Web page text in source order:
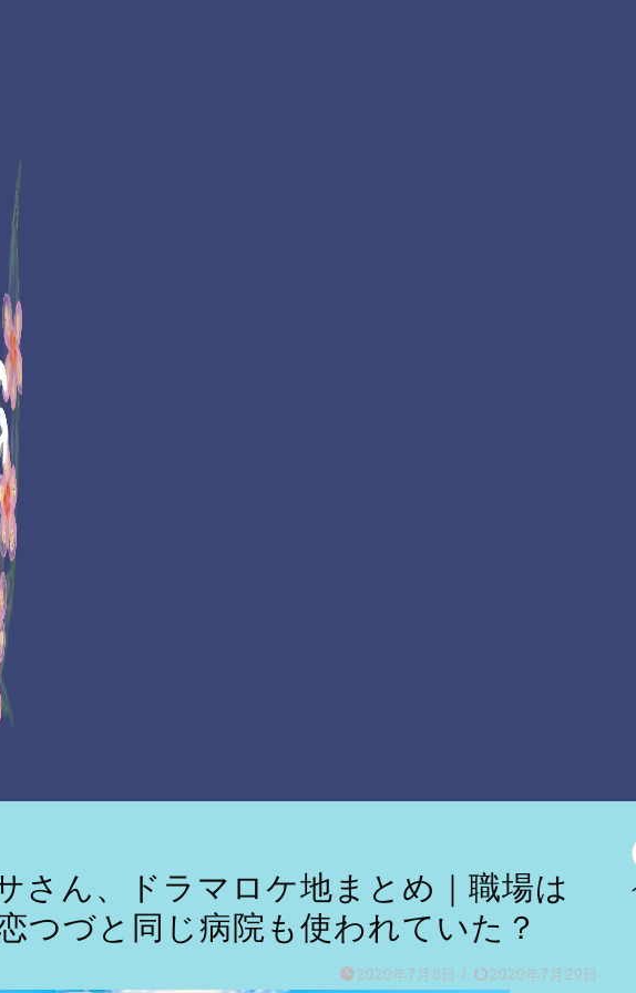
さん、ドラマロケ地まとめ｜職場は
つづと同じ病院も使われていた？
2020年7月8日 / 2020年7月29日